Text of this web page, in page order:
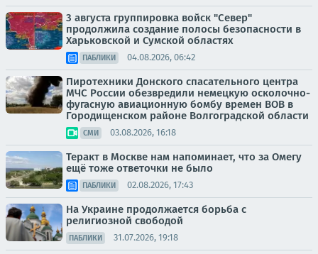
3 августа группировка войск "Север"
продолжила создание полосы безопасности в
Харьковской и Сумской областях
ПАБЛИКИ 04.08.2026, 06:42
Пиротехники Донского спасательного центра
МЧС России обезвредили немецкую осколочно-
фугасную авиационную бомбу времен ВОВ в
Городищенском районе Волгоградской области
СМИ 03.08.2026, 16:18
Теракт в Москве нам напоминает, что за Омегу
ещё тоже ответочки не было
ПАБЛИКИ 02.08.2026, 17:43
На Украине продолжается борьба с
религиозной свободой
ПАБЛИКИ 31.07.2026, 19:18